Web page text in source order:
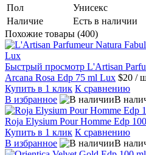
Пол
Унисекс
Наличие
Есть в наличии
Похожие товары (400)
Быстрый просмотр L'Artisan
Arcana Rosa Edp 75 ml Lux $20 /
Купить в 1 клик К сравнению
В избранное
В
Roja Elysium Pour Homme Edp
Купить в 1 клик К сравнению
В избранное
В